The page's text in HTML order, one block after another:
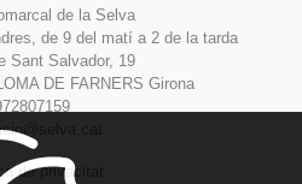
de la Selva
de 9 del matí a 2 de la tarda
Sant Salvador, 19
DE FARNERS Girona
de privacitat